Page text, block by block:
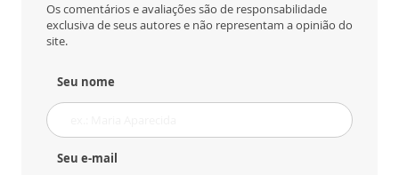
Os comentários e avaliações são de responsabilidade
exclusiva de seus autores e não representam a opinião do
site.
Seu nome
Seu e-mail